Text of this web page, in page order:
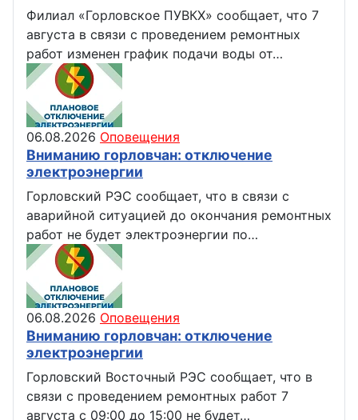
Филиал «Горловское ПУВКХ» сообщает, что 7
августа в связи с проведением ремонтных
работ изменен график подачи воды от…
06.08.2026 Оповещения
Вниманию горловчан: отключение
электроэнергии
Горловский РЭС сообщает, что в связи с
аварийной ситуацией до окончания ремонтных
работ не будет электроэнергии по…
06.08.2026 Оповещения
Вниманию горловчан: отключение
электроэнергии
Горловский Восточный РЭС сообщает, что в
связи с проведением ремонтных работ 7
августа с 09:00 до 15:00 не будет…